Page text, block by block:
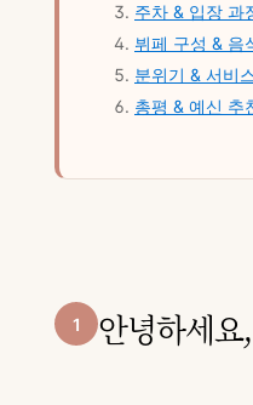
주차 & 입장 과
뷔페 구성 & 음
분위기 & 서비
총평 & 예신 추
1 안녕하세